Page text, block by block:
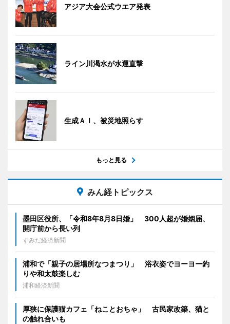
アジア大会公式ウエア発表
ライン川渇水が水運直撃
生成ＡＩ、被災地照らす
もっと見る
みん経トピックス
墨田区役所、「令和8年8月8日婚」 300人超が婚姻届、
開庁前から長い列
すみだ経済新聞
浦和で「親子の居場所なつまつり」 浴衣姿でヨーヨー釣
りや和太鼓楽しむ
浦和経済新聞
厚狭に保護猫カフェ「ねことおちゃ」 古民家改築、猫と
の触れ合いも